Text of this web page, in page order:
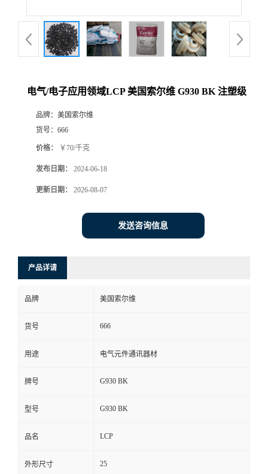
电气/电子应用领域LCP 美国索尔维 G930 BK 注塑级
品牌： 美国索尔维
货号： 666
价格： ￥70/千克
发布日期： 2024-06-18
更新日期： 2026-08-07
发送咨询信息
产品详请
品牌 美国索尔维
货号 666
用途 电气元件通讯器材
牌号 G930 BK
型号 G930 BK
品名 LCP
外形尺寸 25